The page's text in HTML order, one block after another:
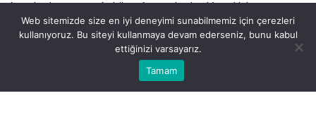
konularda ortaya çıkabilecek zararlardan Varış Haber ve
çalışanlarının herhangi bir sorumluluğu bulunmamaktadır.
© Telif Hakkı 2026, Tüm Hakları Saklıdır.
Hesabım
Web sitemizde size en iyi deneyimi sunabilmemiz için çerezleri
kullanıyoruz. Bu siteyi kullanmaya devam ederseniz, bunu kabul
ettiğinizi varsayarız.
Tamam